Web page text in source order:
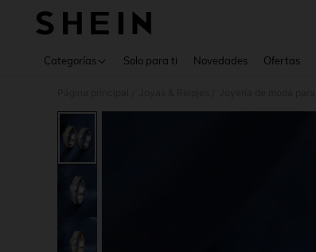
Categorías Solo para ti Novedades Ofertas